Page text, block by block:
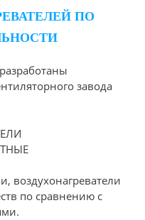
ПО
завода
воздухонагреватели
по сравнению с